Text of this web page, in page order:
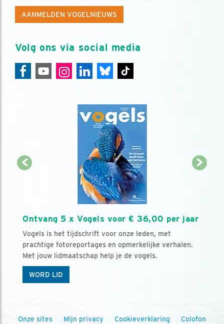
AANMELDEN VOGELNIEUWS
Volg ons via social media
Ontvang 5 x Vogels voor € 36,00 per jaar
Vogels is het tijdschrift voor onze leden, met
prachtige fotoreportages en opmerkelijke verhalen.
Met jouw lidmaatschap help je de vogels.
WORD LID
Onze sites Mijn privacy Cookieverklaring Colofon